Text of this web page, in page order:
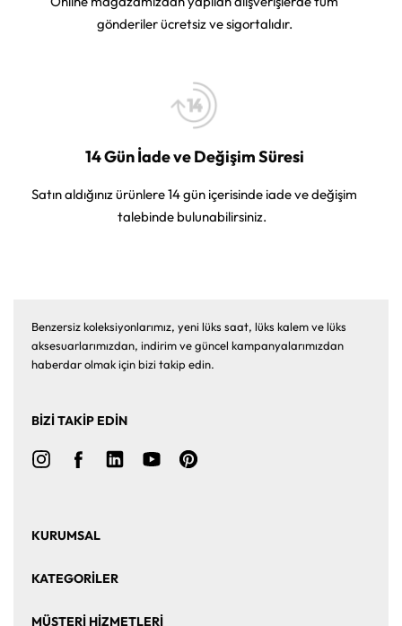
gönderiler ücretsiz ve sigortalıdır.
14 Gün İade ve Değişim Süresi
Satın aldığınız ürünlere 14 gün içerisinde iade ve değişim
talebinde bulunabilirsiniz.
Benzersiz koleksiyonlarımız, yeni lüks saat, lüks kalem ve lüks
aksesuarlarımızdan, indirim ve güncel kampanyalarımızdan
haberdar olmak için bizi takip edin.
BİZİ TAKİP EDİN
KURUMSAL
KATEGORİLER
MÜŞTERİ HİZMETLERİ